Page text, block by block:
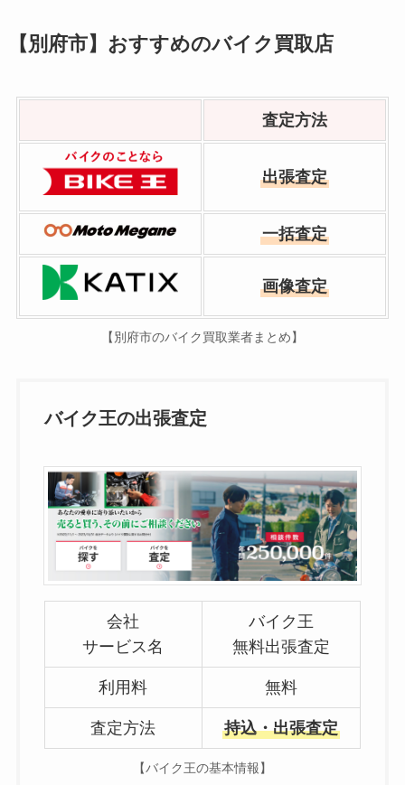
【別府市】おすすめのバイク買取店
査定方法
出張査定
一括査定
画像査定
【別府市のバイク買取業者まとめ】
バイク王の出張査定
会社
サービス名
バイク王
無料出張査定
利用料 無料
査定方法 持込・出張査定
【バイク王の基本情報】